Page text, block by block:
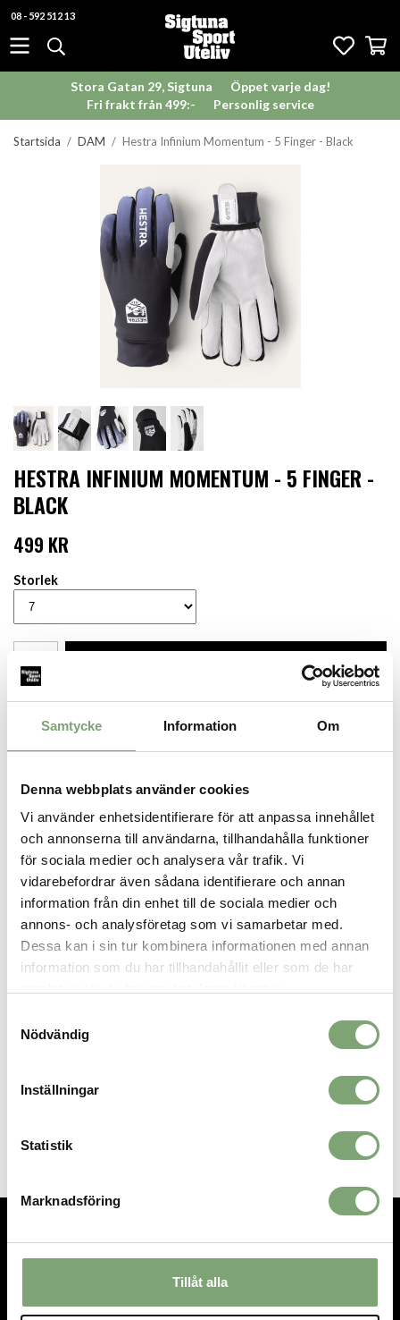
Samtycke Information Om
Denna webbplats använder cookies
Vi använder enhetsidentifierare för att anpassa innehållet
och annonserna till användarna, tillhandahålla funktioner
för sociala medier och analysera vår trafik. Vi
vidarebefordrar även sådana identifierare och annan
information från din enhet till de sociala medier och
annons- och analysföretag som vi samarbetar med.
Dessa kan i sin tur kombinera informationen med annan
information som du har tillhandahållit eller som de har
Nödvändig
Inställningar
Statistik
Marknadsföring
Tillåt alla
08 - 592 512 13
Stora Gatan 29, Sigtuna
Öppet varje dag!
Fri frakt från 499:-
Personlig service
Startsida / DAM / Hestra Infinium Momentum - 5 Finger - Black
HESTRA INFINIUM MOMENTUM - 5 FINGER -
BLACK
499 KR
Storlek
Produktbeskrivning:
absolut vindtäthet, andningsförmåga och optimal hudkomfort.
Smidig mudd i lycra för att fungera tillsammans med ex.vis
sportklocka.
Detaljer:
Elastisk vid handled
Innermudd i lycra
Tål maskintvätt
Nästork
Piquesömmar
SPARA SOM FAVORIT
TEL.08-592 512 13
INFO@SIGTUNASPORT.SE
Besök oss: